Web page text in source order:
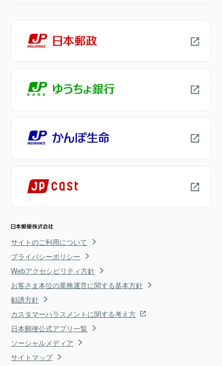
サイトのご利用について
プライバシーポリシー
Webアクセシビリティ方針
お客さま本位の業務運営に関する基本方針
勧誘方針
カスタマーハラスメントに関する考え方
日本郵便公式アプリ一覧
ソーシャルメディア
サイトマップ